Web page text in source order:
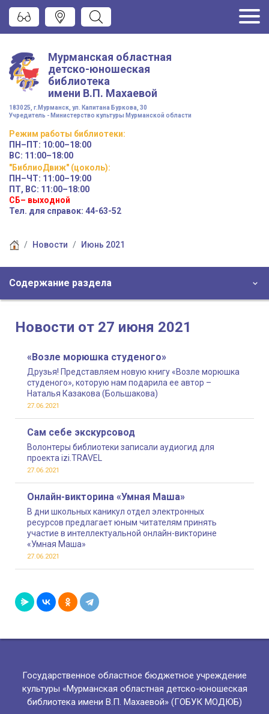
Мурманская областная
детско-юношеская
библиотека
имени В.П. Махаевой
183025, г.Мурманск, ул. Капитана Буркова, 30
Учредитель - Министерство культуры Мурманской области
Режим работы библиотеки:
ПН–ПТ: 10:00–18:00
ВС: 11:00–18:00
"БиблиоДвиж" (цоколь):
ПН–ЧТ: 11:00–19:00
ПТ, ВС: 11:00–18:00
СБ– выходной
Тел. для справок: 44-63-52
Новости Июнь 2021
Содержание раздела
Новости от 27 июня 2021
«Возле морюшка студеного»
Друзья! Представляем новую книгу «Возле морюшка
студеного», которую нам подарила ее автор –
Наталья Казакова (Большакова)
27.06.2021
Сам себе экскурсовод
Волонтеры библиотеки записали аудиогид для
проекта izi.TRAVEL
27.06.2021
Онлайн-викторина «Умная Маша»
В дни школьных каникул отдел электронных
ресурсов предлагает юным читателям принять
участие в интеллектуальной онлайн-викторине
«Умная Маша»
27.06.2021
Государственное областное бюджетное учреждение
культуры «Мурманская областная детско-юношеская
библиотека имени В.П. Махаевой» (ГОБУК МОДЮБ)